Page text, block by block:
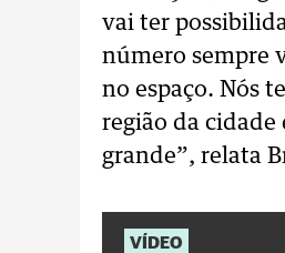
vai ter
número sempre
no espaço. Nós
região da cidade
grande”, relata
VÍDEO